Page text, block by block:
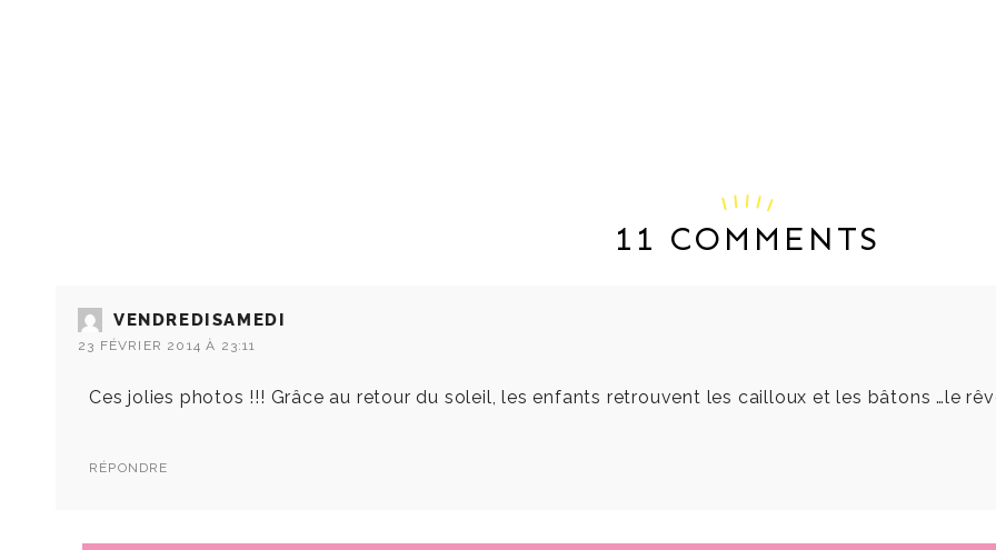
11 COMMENTS
VENDREDISAMEDI
23 FÉVRIER 2014 À 23:11
Ces jolies photos !!! Grâce au retour du soleil, les enfants retrouvent les cailloux et les bâtons …le
RÉPONDRE